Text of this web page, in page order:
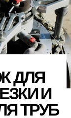
ДЛЯ
И
ТРУБ